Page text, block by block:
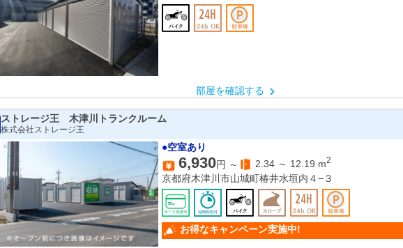
部屋を確認する
ストレージ王 木津川トランクルーム
株式会社ストレージ王
●空室あり
6,930円 ～ 2.34 ～ 12.19 m2
京都府木津川市山城町椿井水垣内４−３
お得なキャンペーン実施中!